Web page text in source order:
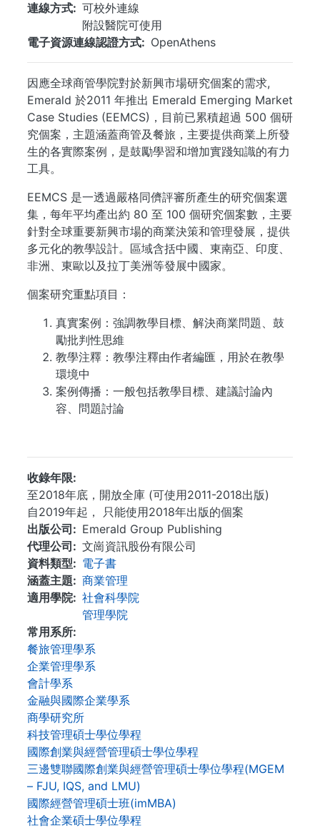
連線方式
可校外連線
附設醫院可使用
電子資源連線認證方式
OpenAthens
因應全球商管學院對於新興市場研究個案的需求,
Emerald 於2011 年推出 Emerald Emerging Market
Case Studies (EEMCS)，目前已累積超過 500 個研
究個案，主題涵蓋商管及餐旅，主要提供商業上所發
生的各實際案例，是鼓勵學習和增加實踐知識的有力
工具。
EEMCS 是一透過嚴格同儕評審所產生的研究個案選
集，每年平均產出約 80 至 100 個研究個案數，主要
針對全球重要新興市場的商業決策和管理發展，提供
多元化的教學設計。區域含括中國、東南亞、印度、
非洲、東歐以及拉丁美洲等發展中國家。
個案研究重點項目：
真實案例：強調教學目標、解決商業問題、鼓
勵批判性思維
教學注釋：教學注釋由作者編匯，用於在教學
環境中
案例傳播：一般包括教學目標、建議討論內
容、問題討論
收錄年限
至2018年底，開放全庫 (可使用2011-2018出版)
自2019年起， 只能使用2018年出版的個案
出版公司
Emerald Group Publishing
代理公司
文崗資訊股份有限公司
資料類型
電子書
涵蓋主題
商業管理
適用學院
社會科學院
管理學院
常用系所
餐旅管理學系
企業管理學系
會計學系
金融與國際企業學系
商學研究所
科技管理碩士學位學程
國際創業與經營管理碩士學位學程
三邊雙聯國際創業與經營管理碩士學位學程(MGEM
– FJU, IQS, and LMU)
國際經營管理碩士班(imMBA)
社會企業碩士學位學程